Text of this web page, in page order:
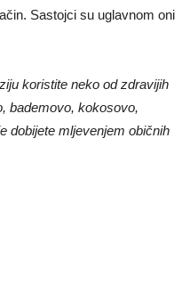
Sastojci su uglavnom oni
koristite neko od zdravijih
bademovo, kokosovo,
dobijete mljevenjem običnih